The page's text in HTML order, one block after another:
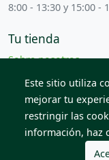
8:00 - 13:30 y 15:00 -
Tu tienda
Sobre nosotros
Términos y
Contacta con nosotros
© 2026 Todos los
Este sitio utiliza
mejorar tu
restringir las
información, haz